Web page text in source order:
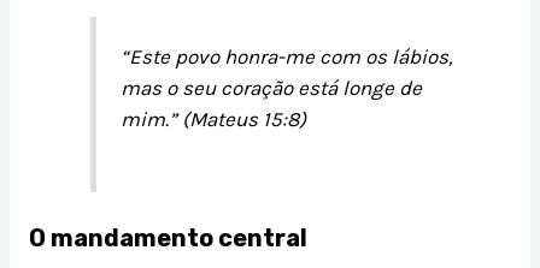
“Este povo honra-me com os lábios,
mas o seu coração está longe de
mim.” (Mateus 15:8)
O mandamento central